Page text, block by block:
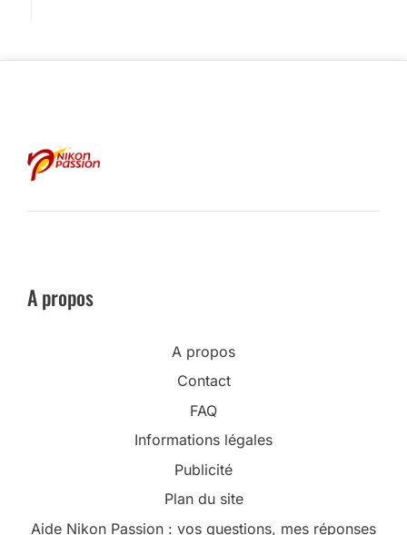
A propos
A propos
Contact
FAQ
Informations légales
Publicité
Plan du site
Aide Nikon Passion : vos questions, mes réponses